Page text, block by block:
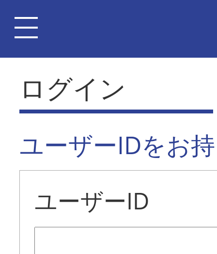
ログイン
ユーザーIDをお
ユーザーID